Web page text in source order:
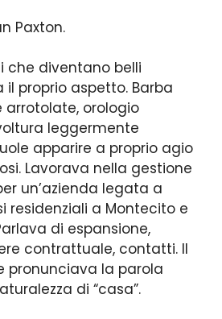
Paxton.
che diventano belli
proprio aspetto. Barba
orologio
leggermente
apparire a proprio agio
Lavorava nella gestione
un’azienda legata a
residenziali a Montecito e
di espansione,
contrattuale, contatti. Il
pronunciava la parola
di “casa”.